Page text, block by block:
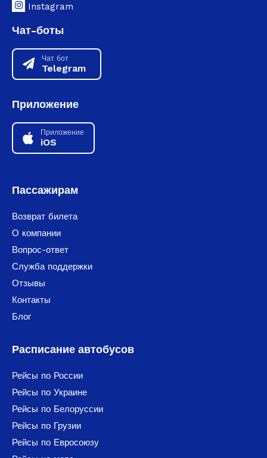
Instagram
Чат-боты
Чат бот
Telegram
Приложение
Приложение
iOS
Пассажирам
Возврат билета
О компании
Вопрос-ответ
Служба поддержки
Отзывы
Контакты
Блог
Расписание автобусов
Рейсы по России
Рейсы по Украине
Рейсы по Белоруссии
Рейсы по Грузии
Рейсы по Евросоюзу